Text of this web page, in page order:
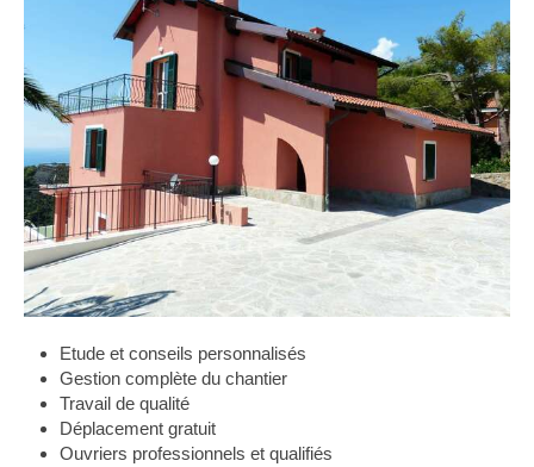
Etude et conseils personnalisés
Gestion complète du chantier
Travail de qualité
Déplacement gratuit
Ouvriers professionnels et qualifiés